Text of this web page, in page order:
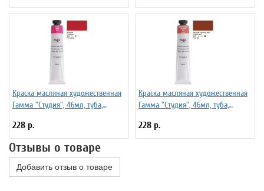
Краска масляная художественная
Гамма "Студия", 46мл, туба,
228 р.
Краска масляная художественная
Гамма "Студия", 46мл, туба,
228 р.
Отзывы о товаре
Добавить отзыв о товаре